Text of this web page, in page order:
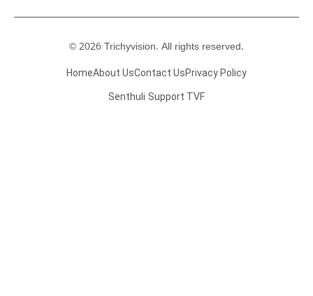
© 2026 Trichyvision. All rights reserved.
HomeAbout UsContact UsPrivacy Policy
Senthuli Support TVF